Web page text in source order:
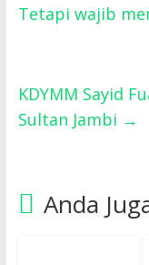
Tetapi wajib
KDYMM Sayid
Sultan Jambi →
Anda